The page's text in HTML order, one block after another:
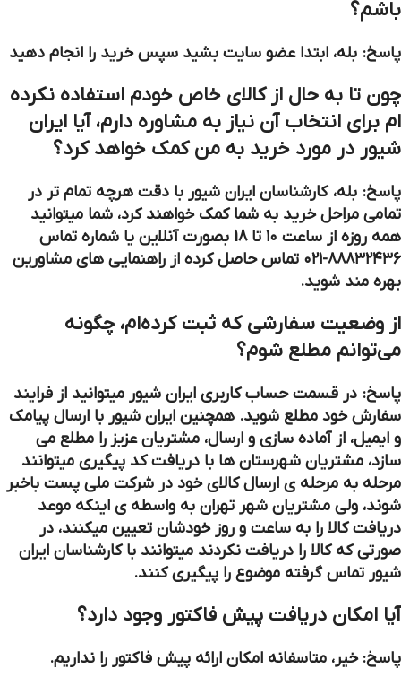
باشم؟
پاسخ: بله، ابتدا عضو سایت بشید سپس خرید را انجام دهید
چون تا به حال از کالای خاص خودم استفاده نکرده
ام برای انتخاب آن نیاز به مشاوره دارم، آیا ایران
شیور در مورد خرید به من کمک خواهد کرد؟
پاسخ: بله، کارشناسان ایران شیور با دقت هرچه تمام تر در
تمامی مراحل خرید به شما کمک خواهند کرد، شما میتوانید
همه روزه از ساعت ۱۰ تا 18 بصورت آنلاین یا شماره تماس
۸۸۸۳۲۴۳۶-۰۲۱ تماس حاصل کرده از راهنمایی های مشاورین
بهره مند شوید.
از وضعیت سفارشی که ثبت کرده‏‌ام، چگونه
می‌‏توانم مطلع شوم؟
پاسخ: در قسمت حساب کاربری ایران شیور میتوانید از فرایند
سفارش خود مطلع شوید. همچنین ایران شیور با ارسال پیامک‏
و ایمیل، از آماده سازی و ارسال، مشتریان عزیز را مطلع می
سازد، مشتریان شهرستان ها با دریافت کد پیگیری میتوانند
مرحله به مرحله ی ارسال کالای خود در شرکت ملی پست باخبر
شوند، ولی مشتریان شهر تهران به واسطه ی اینکه موعد
دریافت کالا را به ساعت و روز خودشان تعیین میکنند، در
صورتی که کالا را دریافت نکردند میتوانند با کارشناسان ایران
شیور تماس گرفته موضوع را پیگیری کنند.
آیا امکان دریافت پیش فاکتور وجود دارد؟
پاسخ: خیر، متاسفانه امکان ارائه پیش فاکتور را نداریم.